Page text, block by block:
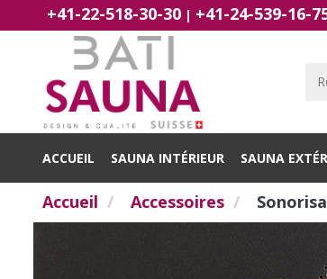
+41-22-518-30-30 | +41-24-539-16-
ACCUEIL SAUNA INTÉRIEUR SAUNA
Accueil Accessoires